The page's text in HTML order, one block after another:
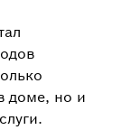
доме, но и